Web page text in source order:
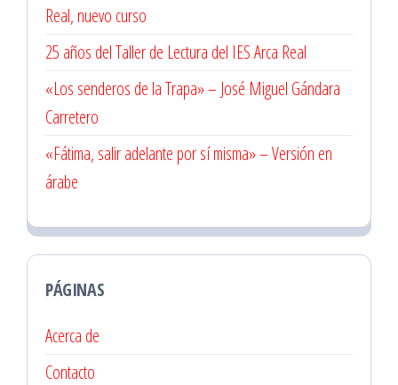
Real, nuevo curso
25 años del Taller de Lectura del IES Arca Real
«Los senderos de la Trapa» – José Miguel Gándara
Carretero
«Fátima, salir adelante por sí misma» – Versión en
árabe
PÁGINAS
Acerca de
Contacto